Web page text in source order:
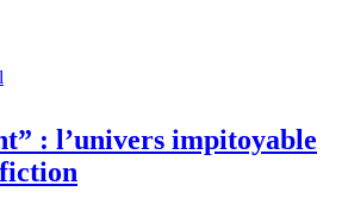
: l’univers impitoyable